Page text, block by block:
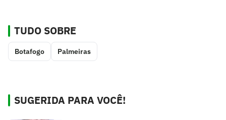
TUDO SOBRE
Botafogo Palmeiras
SUGERIDA PARA VOCÊ!